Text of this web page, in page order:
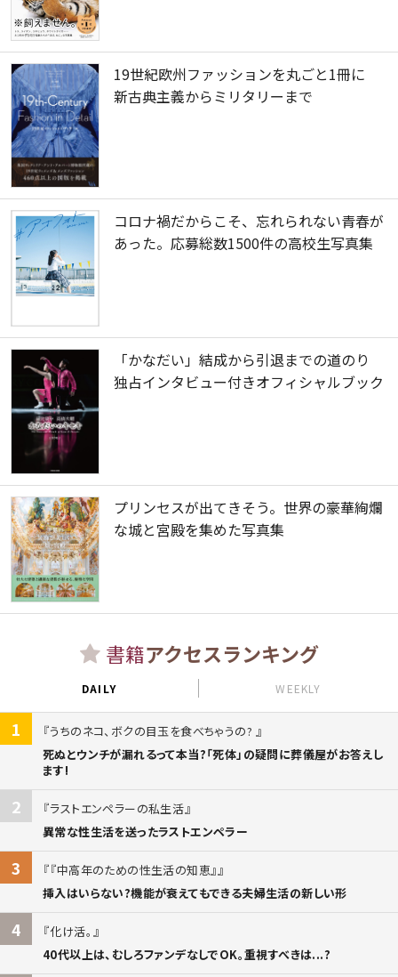
19世紀欧州ファッションを丸ごと1冊に
新古典主義からミリタリーまで
コロナ禍だからこそ、忘れられない青春が
あった。応募総数1500件の高校生写真集
「かなだい」結成から引退までの道のり
独占インタビュー付きオフィシャルブック
プリンセスが出てきそう。世界の豪華絢爛
な城と宮殿を集めた写真集
書籍アクセスランキング
DAILY WEEKLY
1
うちのネコ、ボクの目玉を食べちゃうの?
死ぬとウンチが漏れるって本当?「死体」の疑問に葬儀屋がお答えし
ます!
2
ラストエンペラーの私生活
異常な性生活を送ったラストエンペラー
3
『中高年のための性生活の知恵』
挿入はいらない?機能が衰えてもできる夫婦生活の新しい形
4
化け活。
40代以上は、むしろファンデなしでOK。重視すべきは...?